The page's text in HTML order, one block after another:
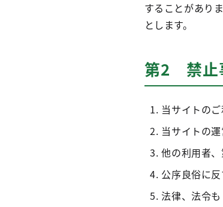
することがあり
とします。
第2 禁止
当サイトの
当サイトの
他の利用者
公序良俗に
法律、法令